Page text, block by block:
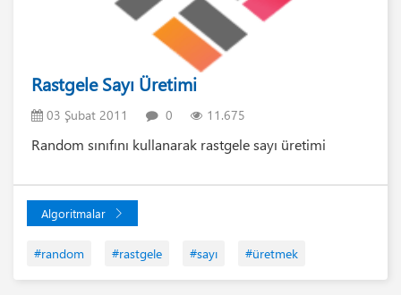
Rastgele Sayı Üretimi
03 Şubat 2011 0 11.675
Random sınıfını kullanarak rastgele sayı üretimi
Algoritmalar
#random #rastgele #sayı #üretmek